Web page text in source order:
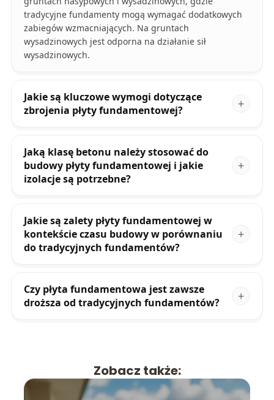
tradycyjne fundamenty mogą wymagać dodatkowych
zabiegów wzmacniających. Na gruntach
wysadzinowych jest odporna na działanie sił
wysadzinowych.
Jakie są kluczowe wymogi dotyczące
zbrojenia płyty fundamentowej?
Jaką klasę betonu należy stosować do
budowy płyty fundamentowej i jakie
izolacje są potrzebne?
Jakie są zalety płyty fundamentowej w
kontekście czasu budowy w porównaniu
do tradycyjnych fundamentów?
Czy płyta fundamentowa jest zawsze
droższa od tradycyjnych fundamentów?
Zobacz także: